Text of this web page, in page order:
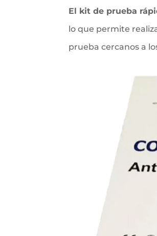
El kit de prueba
lo que permite
prueba cercanos a